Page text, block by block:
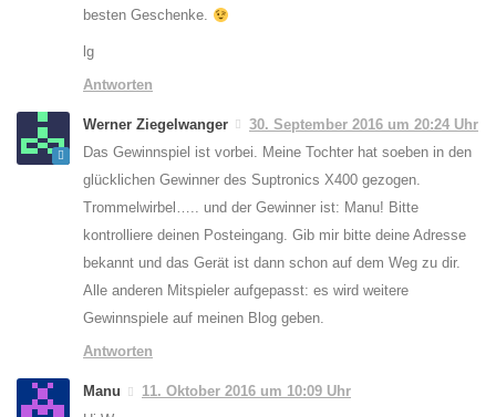
besten Geschenke.
lg
Antworten
Werner Ziegelwanger
30. September 2016 um 20:24 Uhr
Das Gewinnspiel ist vorbei. Meine Tochter hat soeben in den
glücklichen Gewinner des Suptronics X400 gezogen.
Trommelwirbel….. und der Gewinner ist: Manu! Bitte
kontrolliere deinen Posteingang. Gib mir bitte deine Adresse
bekannt und das Gerät ist dann schon auf dem Weg zu dir.
Alle anderen Mitspieler aufgepasst: es wird weitere
Gewinnspiele auf meinen Blog geben.
Antworten
Manu
11. Oktober 2016 um 10:09 Uhr